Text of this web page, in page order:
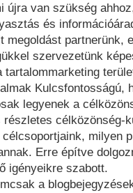
újra van szükség
és
megoldást partnerünk,
szervezetünk
tartalommarketing
Kulcsfontosságú,
legyenek a
célközönség-
milyen
Erre építve
igényeikre szabott.
a